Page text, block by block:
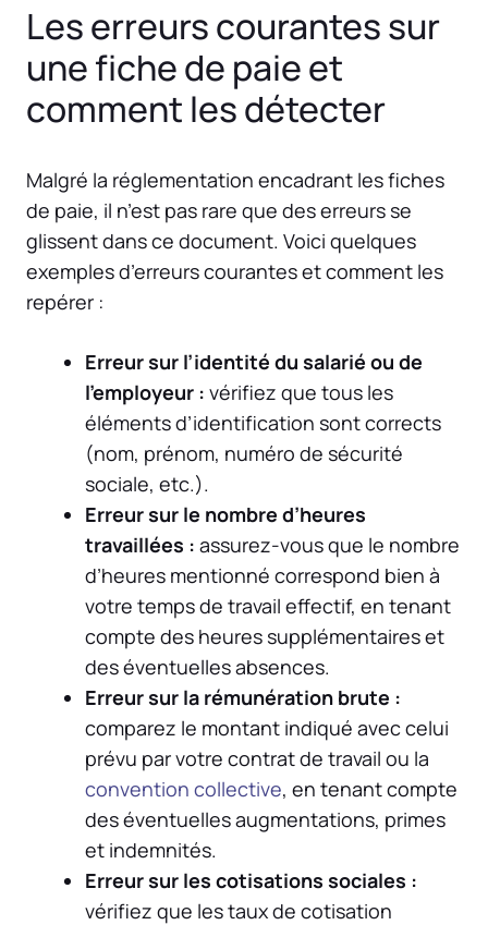
Les erreurs courantes sur
une fiche de paie et
comment les détecter
Malgré la réglementation encadrant les fiches
de paie, il n’est pas rare que des erreurs se
glissent dans ce document. Voici quelques
exemples d’erreurs courantes et comment les
repérer :
Erreur sur l’identité du salarié ou de
l’employeur : vérifiez que tous les
éléments d’identification sont corrects
(nom, prénom, numéro de sécurité
sociale, etc.).
Erreur sur le nombre d’heures
travaillées : assurez-vous que le nombre
d’heures mentionné correspond bien à
votre temps de travail effectif, en tenant
compte des heures supplémentaires et
des éventuelles absences.
Erreur sur la rémunération brute :
comparez le montant indiqué avec celui
prévu par votre contrat de travail ou la
convention collective, en tenant compte
des éventuelles augmentations, primes
et indemnités.
Erreur sur les cotisations sociales :
vérifiez que les taux de cotisation